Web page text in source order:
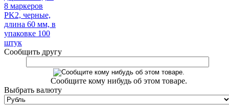
Сообщить другу
Сообщите кому нибудь об этом товаре.
Выбрать валюту